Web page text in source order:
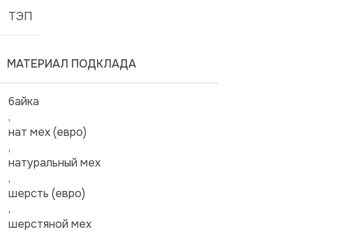
ТЭП
МАТЕРИАЛ ПОДКЛАДА
байка
,
нат мех (евро)
,
натуральный мех
,
шерсть (евро)
,
шерстяной мех